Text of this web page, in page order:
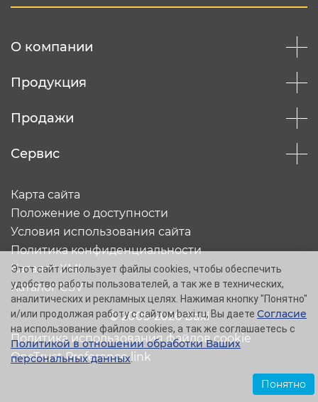
О компании
Продукция
Продажи
Сервис
© 2005-2026 Baxi
Карта сайта
Положение о доступности
Условия использования сайта
Политика конфиденциальности
Каталог XML
Каталог CSV
Политика использования файлов cookie
OneTrust Preference link
Этот сайт использует файлы cookies, чтобы обеспечить
удобство работы пользователей, а так же в технических,
аналитических и рекламных целях. Нажимая кнопку "Понятно"
и/или продолжая работу с сайтом baxi.ru, Вы даете Согласие
на использование файлов cookies, а так же соглашаетесь с
Политикой в отношении обработки Ваших
персональных данных.
Понятно